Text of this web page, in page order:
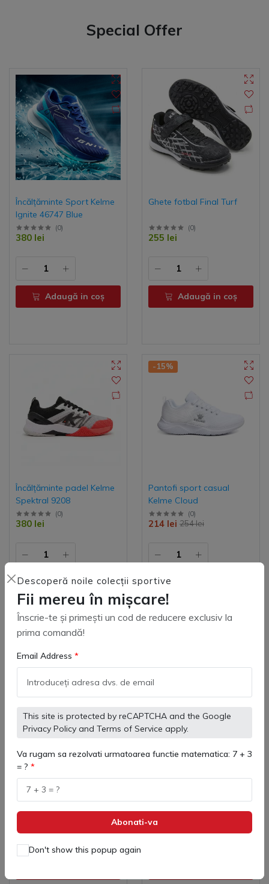
Descoperă noile colecții sportive
Fii mereu în mișcare!
Înscrie-te și primești un cod de reducere exclusiv la
prima comandă!
Email Address
This site is protected by reCAPTCHA and the Google
Privacy Policy and Terms of Service apply.
Va rugam sa rezolvati urmatoarea functie matematica: 7 + 3
= ?
Abonati-va
Don't show this popup again
Special Offer
Încălțăminte Sport Kelme
Ignite 46747 Blue
(0)
380 lei
Adaugă in coş
Ghete fotbal Final Turf
(0)
255 lei
Adaugă in coş
Încălțăminte padel Kelme
Spektral 9208
(0)
380 lei
Adaugă in coş
-15%
Pantofi sport casual
Kelme Cloud
(0)
254 lei
214 lei
(0)
255 lei
(0)
380 lei